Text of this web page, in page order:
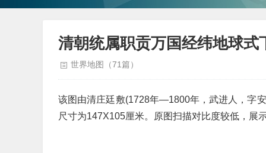
清朝统属职贡万国经纬地球式
世界地图（71篇）
该图由清庄廷敷(1728年—1800年，武进人，字
尺寸为147X105厘米。原图扫描对比度较低，展